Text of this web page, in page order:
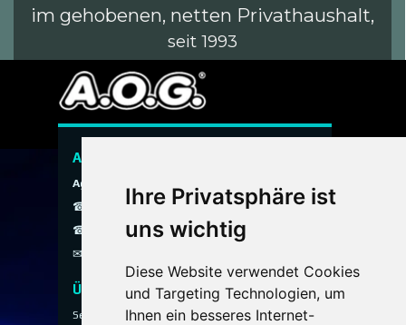
Ihre Privatsphäre ist
uns wichtig
Diese Website verwendet Cookies
und Targeting Technologien, um
Ihnen ein besseres Internet-
im gehobenen, netten Privathaushalt,
seit 1993
A.O.G. Hauspersonal Agentur
Agentur ohne Grenzen
☎ 089 / 299 900
☎ 0800 / 40 200 30
✉
Über uns
Seit 1993 vermittelt die A.O.G. Hauspersonal